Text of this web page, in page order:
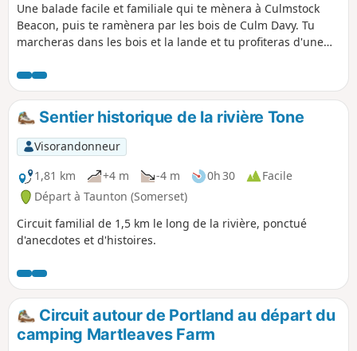
Une balade facile et familiale qui te mènera à Culmstock
Beacon, puis te ramènera par les bois de Culm Davy. Tu
marcheras dans les bois et la lande et tu profiteras d'une
Sentier historique de la rivière Tone
Visorandonneur
1,81 km
+4 m -4 m 0h 30
Facile
Départ à Taunton (Somerset)
Circuit familial de 1,5 km le long de la rivière, ponctué
d'anecdotes et d'histoires.
Circuit autour de Portland au départ du
camping Martleaves Farm